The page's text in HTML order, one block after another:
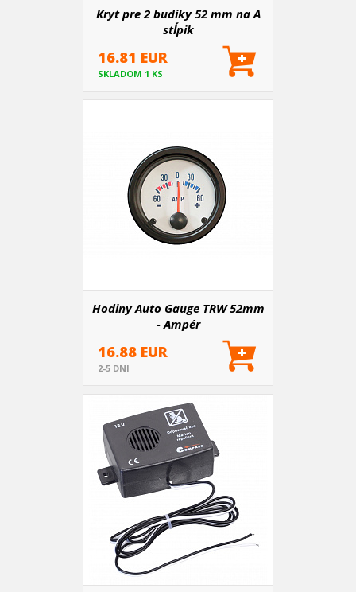
Kryt pre 2 budíky 52 mm na A
stĺpik
16.81 EUR
SKLADOM 1 KS
Hodiny Auto Gauge TRW 52mm
- Ampér
16.88 EUR
2-5 DNI